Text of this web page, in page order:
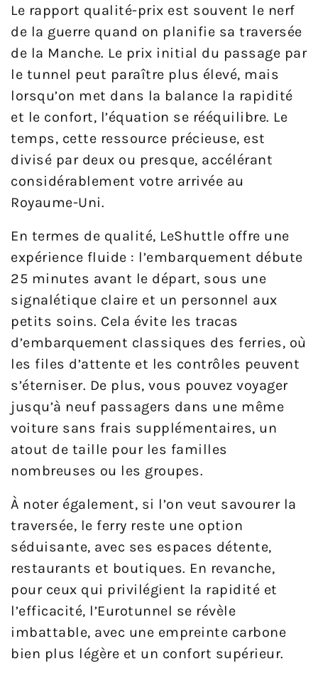
Le rapport qualité-prix est souvent le nerf
de la guerre quand on planifie sa traversée
de la Manche. Le prix initial du passage par
le tunnel peut paraître plus élevé, mais
lorsqu’on met dans la balance la rapidité
et le confort, l’équation se rééquilibre. Le
temps, cette ressource précieuse, est
divisé par deux ou presque, accélérant
considérablement votre arrivée au
Royaume-Uni.
En termes de qualité, LeShuttle offre une
expérience fluide : l’embarquement débute
25 minutes avant le départ, sous une
signalétique claire et un personnel aux
petits soins. Cela évite les tracas
d’embarquement classiques des ferries, où
les files d’attente et les contrôles peuvent
s’éterniser. De plus, vous pouvez voyager
jusqu’à neuf passagers dans une même
voiture sans frais supplémentaires, un
atout de taille pour les familles
nombreuses ou les groupes.
À noter également, si l’on veut savourer la
traversée, le ferry reste une option
séduisante, avec ses espaces détente,
restaurants et boutiques. En revanche,
pour ceux qui privilégient la rapidité et
l’efficacité, l’Eurotunnel se révèle
imbattable, avec une empreinte carbone
bien plus légère et un confort supérieur.